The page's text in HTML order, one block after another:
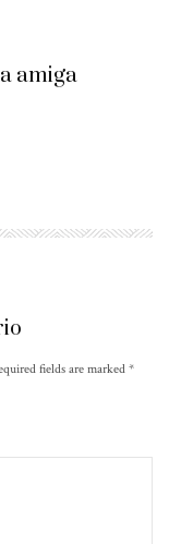
amiga
fields are marked *